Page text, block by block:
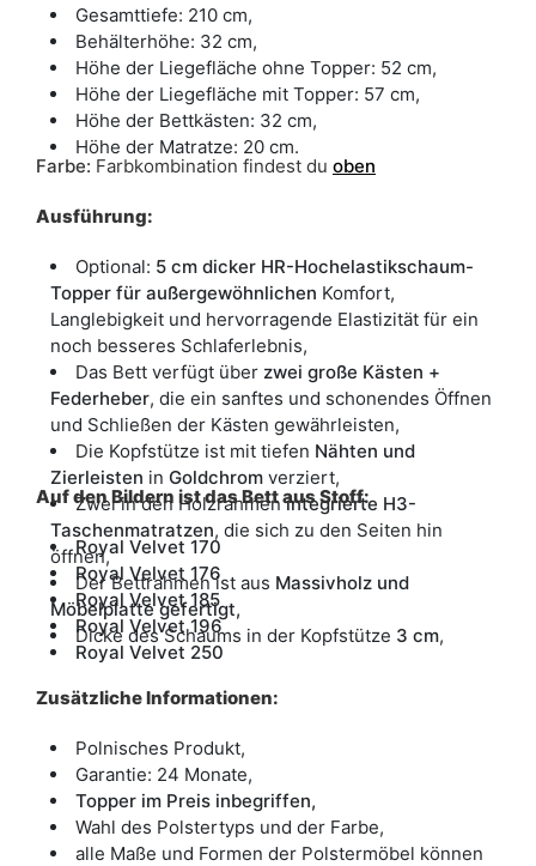
Gesamttiefe: 210 cm,
Behälterhöhe: 32 cm,
Höhe der Liegefläche ohne Topper: 52 cm,
Höhe der Liegefläche mit Topper: 57 cm,
Höhe der Bettkästen: 32 cm,
Höhe der Matratze: 20 cm.
Farbe: Farbkombination findest du oben
Ausführung:
Optional: 5 cm dicker HR-Hochelastikschaum-
Topper für außergewöhnlichen Komfort,
Langlebigkeit und hervorragende Elastizität für ein
noch besseres Schlaferlebnis,
Das Bett verfügt über zwei große Kästen +
Federheber, die ein sanftes und schonendes Öffnen
und Schließen der Kästen gewährleisten,
Die Kopfstütze ist mit tiefen Nähten und
Zierleisten in Goldchrom verziert,
Zwei in den Holzrahmenintegrierte H3-
Taschenmatratzen, die sich zu den Seiten hin
öffnen,
Der Bettrahmen ist aus Massivholz und
Möbelplatte gefertigt,
Dicke des Schaums in der Kopfstütze 3 cm,
Auf den Bildern ist das Bett aus Stoff:
Royal Velvet 170
Royal Velvet 176
Royal Velvet 185
Royal Velvet 196
Royal Velvet 250
Zusätzliche Informationen:
Polnisches Produkt,
Garantie: 24 Monate,
Topper im Preis inbegriffen,
Wahl des Polstertyps und der Farbe,
alle Maße und Formen der Polstermöbel können